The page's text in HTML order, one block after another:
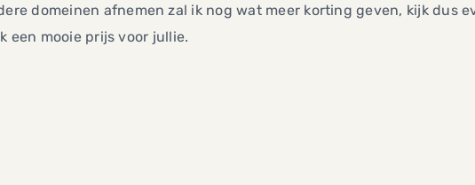
domeinen afnemen zal ik nog wat meer korting geven, kijk dus
een mooie prijs voor jullie.